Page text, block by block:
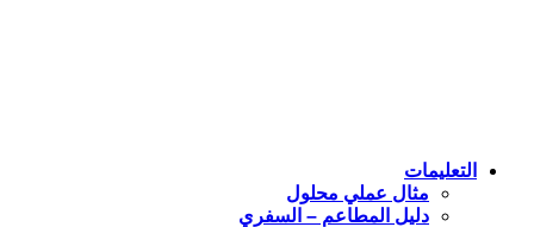
التعليمات
مثال عملي محلول
دليل المطاعم – السفري